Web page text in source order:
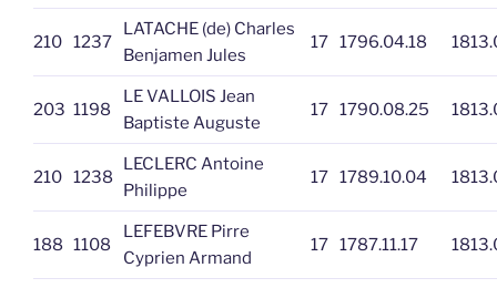
210 1237
LATACHE (de) Charles
Benjamen Jules
17 1796.04.18
203 1198
LE VALLOIS Jean
Baptiste Auguste
17 1790.08.25
210 1238
LECLERC Antoine
Philippe
17 1789.10.04
188 1108
LEFEBVRE Pirre
Cyprien Armand
17 1787.11.17